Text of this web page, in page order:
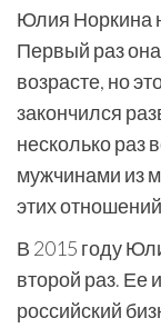
Юлия Норкина
Первый раз
возрасте, но
закончился
несколько раз
мужчинами из
этих
В 2015 году
второй раз. Ее
российский